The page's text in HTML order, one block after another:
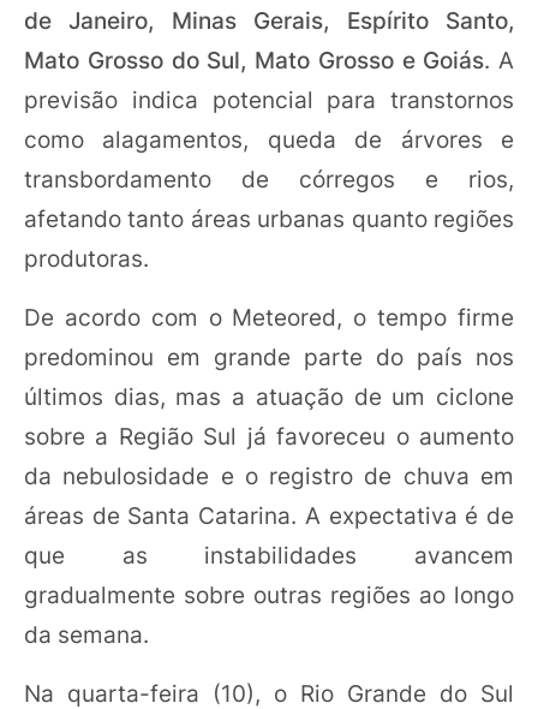
de Janeiro, Minas Gerais, Espírito Santo,
Mato Grosso do Sul, Mato Grosso e Goiás. A
previsão indica potencial para transtornos
como alagamentos, queda de árvores e
transbordamento de córregos e rios,
afetando tanto áreas urbanas quanto regiões
produtoras.
De acordo com o Meteored, o tempo firme
predominou em grande parte do país nos
últimos dias, mas a atuação de um ciclone
sobre a Região Sul já favoreceu o aumento
da nebulosidade e o registro de chuva em
áreas de Santa Catarina. A expectativa é de
que as instabilidades avancem
gradualmente sobre outras regiões ao longo
da semana.
Na quarta-feira (10), o Rio Grande do Sul